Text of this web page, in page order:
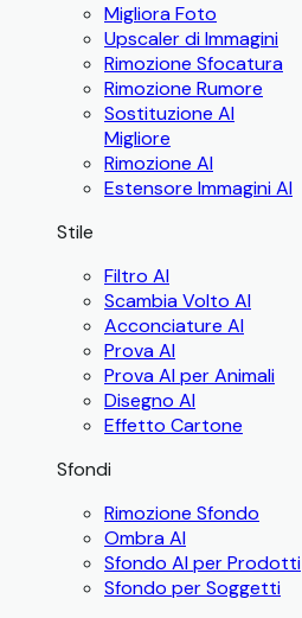
Migliora Foto
Upscaler di Immagini
Rimozione Sfocatura
Rimozione Rumore
Sostituzione AI
Migliore
Rimozione AI
Estensore Immagini AI
Stile
Filtro AI
Scambia Volto AI
Acconciature AI
Prova AI
Prova AI per Animali
Disegno AI
Effetto Cartone
Sfondi
Rimozione Sfondo
Ombra AI
Sfondo AI per Prodotti
Sfondo per Soggetti